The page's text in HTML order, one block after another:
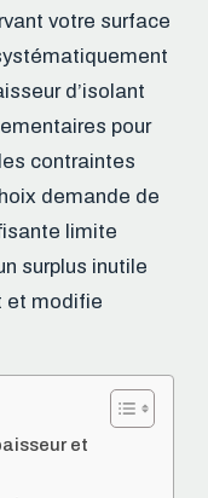
votre surface
d’isolant
pour
contraintes
demande de
limite
surplus inutile
et modifie
et